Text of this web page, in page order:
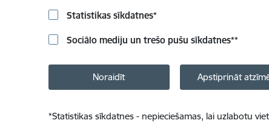
Statistikas sīkdatnes*
Sociālo mediju un trešo pušu sīkdatnes**
Noraidīt Apstiprināt
*Statistikas sīkdatnes - nepieciešamas, lai uzlabotu